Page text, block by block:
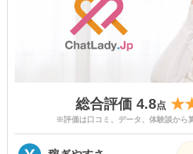
総合評価 4.8点
※評価は口コミ、データ、体験談から